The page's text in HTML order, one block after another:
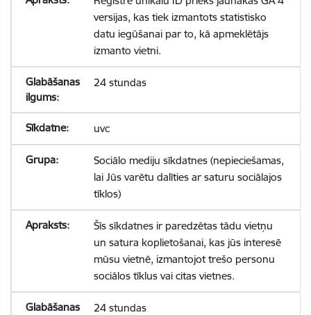
versijas, kas tiek izmantots statistisko
datu iegūšanai par to, kā apmeklētājs
izmanto vietni.
24 stundas
uvc
Sociālo mediju sīkdatnes (nepieciešamas,
lai Jūs varētu dalīties ar saturu sociālajos
tīklos)
Šīs sīkdatnes ir paredzētas tādu vietņu
un satura koplietošanai, kas jūs interesē
mūsu vietnē, izmantojot trešo personu
sociālos tīklus vai citas vietnes.
24 stundas